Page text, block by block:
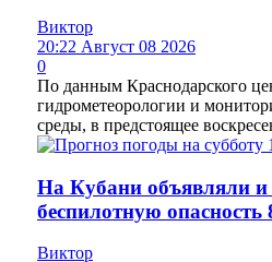
Виктор
20:22 Август 08 2026
0
По данным Краснодарского
гидрометеорологии и
среды, в предстоящее
На Кубани объявляли и
беспилотную опасность
Виктор